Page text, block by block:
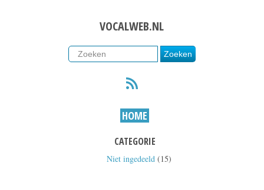
VOCALWEB.NL
HOME
CATEGORIE
Niet ingedeeld (15)